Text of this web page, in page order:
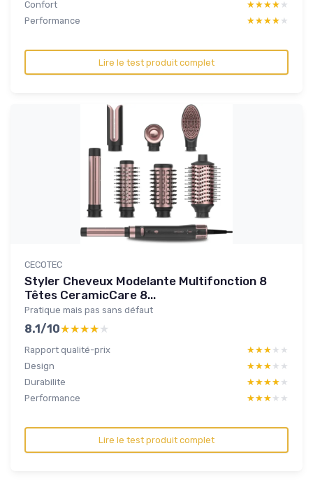
Confort ★★★★★
★★★★★
Performance
★★★★★
★★★★★
Lire le test produit complet
CECOTEC
Styler Cheveux Modelante Multifonction 8
Têtes CeramicCare 8...
Pratique mais pas sans défaut
8.1/10★★★★★
★★★★★
Rapport qualité-prix ★★★★★
★★★★★
Design
★★★★★
★★★★★
Durabilite
★★★★★
★★★★★
Performance
★★★★★
★★★★★
Lire le test produit complet